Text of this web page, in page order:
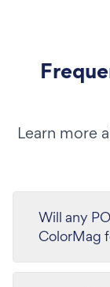
Learn more
Will any
ColorMag